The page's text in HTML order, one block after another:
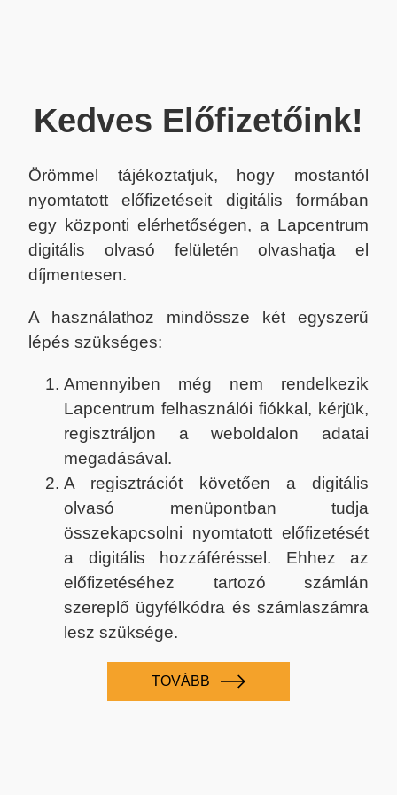
Kedves Előfizetőink!
Örömmel tájékoztatjuk, hogy mostantól
nyomtatott előfizetéseit digitális formában
egy központi elérhetőségen, a Lapcentrum
digitális olvasó felületén olvashatja el
díjmentesen.
A használathoz mindössze két egyszerű
lépés szükséges:
Amennyiben még nem rendelkezik
Lapcentrum felhasználói fiókkal, kérjük,
regisztráljon a weboldalon adatai
megadásával.
A regisztrációt követően a digitális
olvasó menüpontban tudja
összekapcsolni nyomtatott előfizetését
a digitális hozzáféréssel. Ehhez az
előfizetéséhez tartozó számlán
szereplő ügyfélkódra és számlaszámra
lesz szüksége.
TOVÁBB